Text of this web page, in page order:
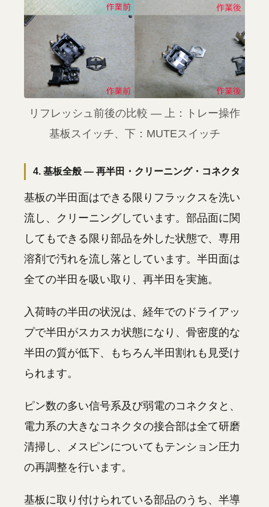
リフレッシュ前後の比較 — 上：トレー操作
基板スイッチ、下：MUTEスイッチ
4. 基板全般 — 再半田・クリーニング・コネクタ
基板の半田面はできる限りフラックスを洗い
流し、クリーニングしています。部品面に関
してもできる限り部品を外した状態で、専用
溶剤で汚れを流し落としています。半田面は
全ての半田を吸い取り、再半田を実施。
入荷時の半田の状況は、経年でのドライアッ
プで半田がスカスカ状態になり、骨密度的な
半田の質が低下、もちろん半田割れも見受け
られます。
ピン数の多い信号系及び弱電のコネクタと、
電力系の大きなコネクタの接合部は全て研磨
清掃し、メスピンについてもテンション圧力
の再調整を行います。
基板に取り付けられている部品のうち、半導